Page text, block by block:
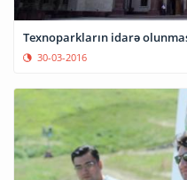
30-03-2016